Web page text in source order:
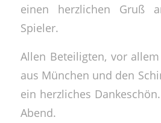
einen herzlichen Gruß
Spieler.
Allen Beteiligten, vor
aus München und den
ein herzliches
Abend.